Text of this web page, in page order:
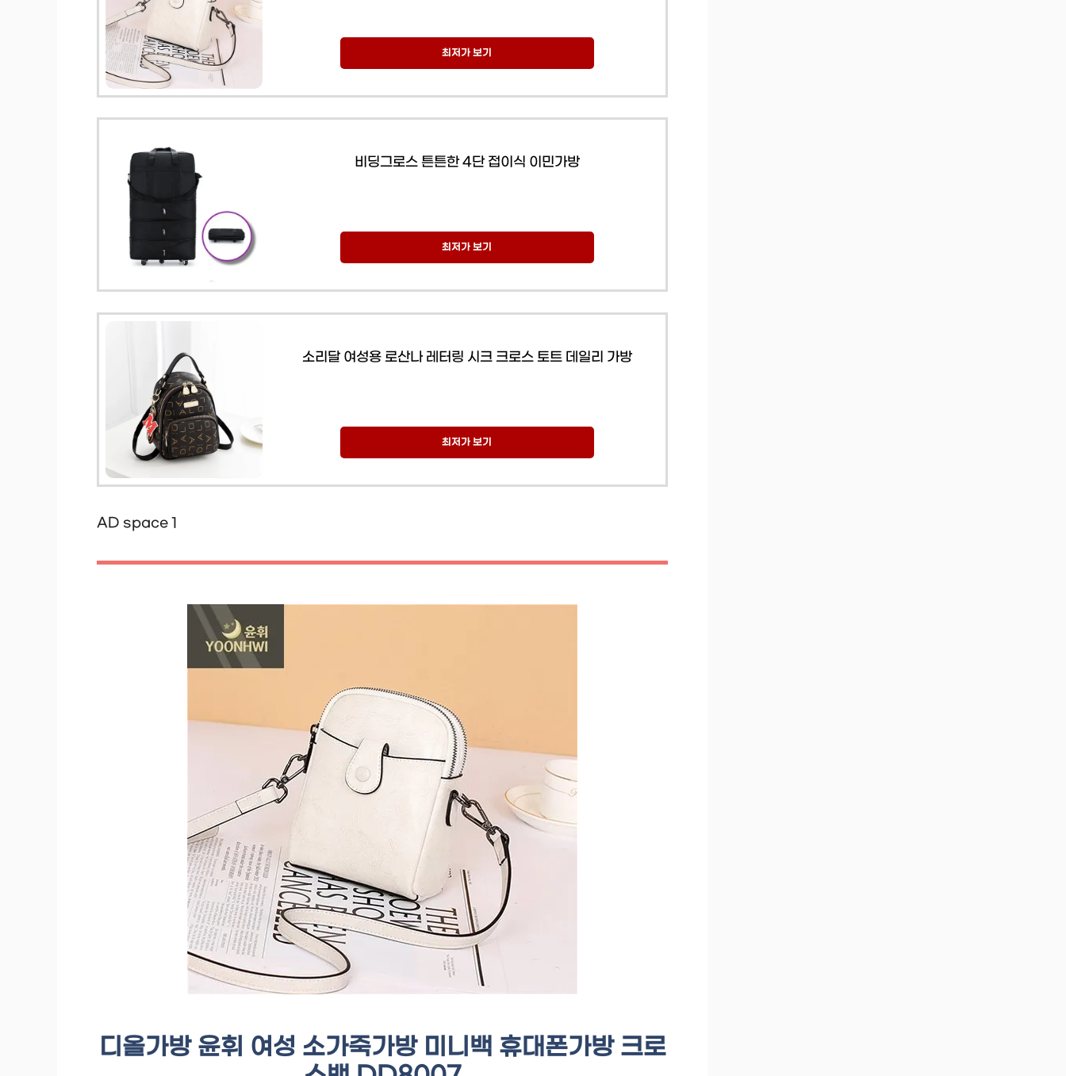
최저가 보기
비딩그로스 튼튼한 4단 접이식 이민가방
최저가 보기
소리달 여성용 로산나 레터링 시크 크로스 토트 데일리 가방
최저가 보기
AD space 1
디올가방 윤휘 여성 소가죽가방 미니백 휴대폰가방 크로